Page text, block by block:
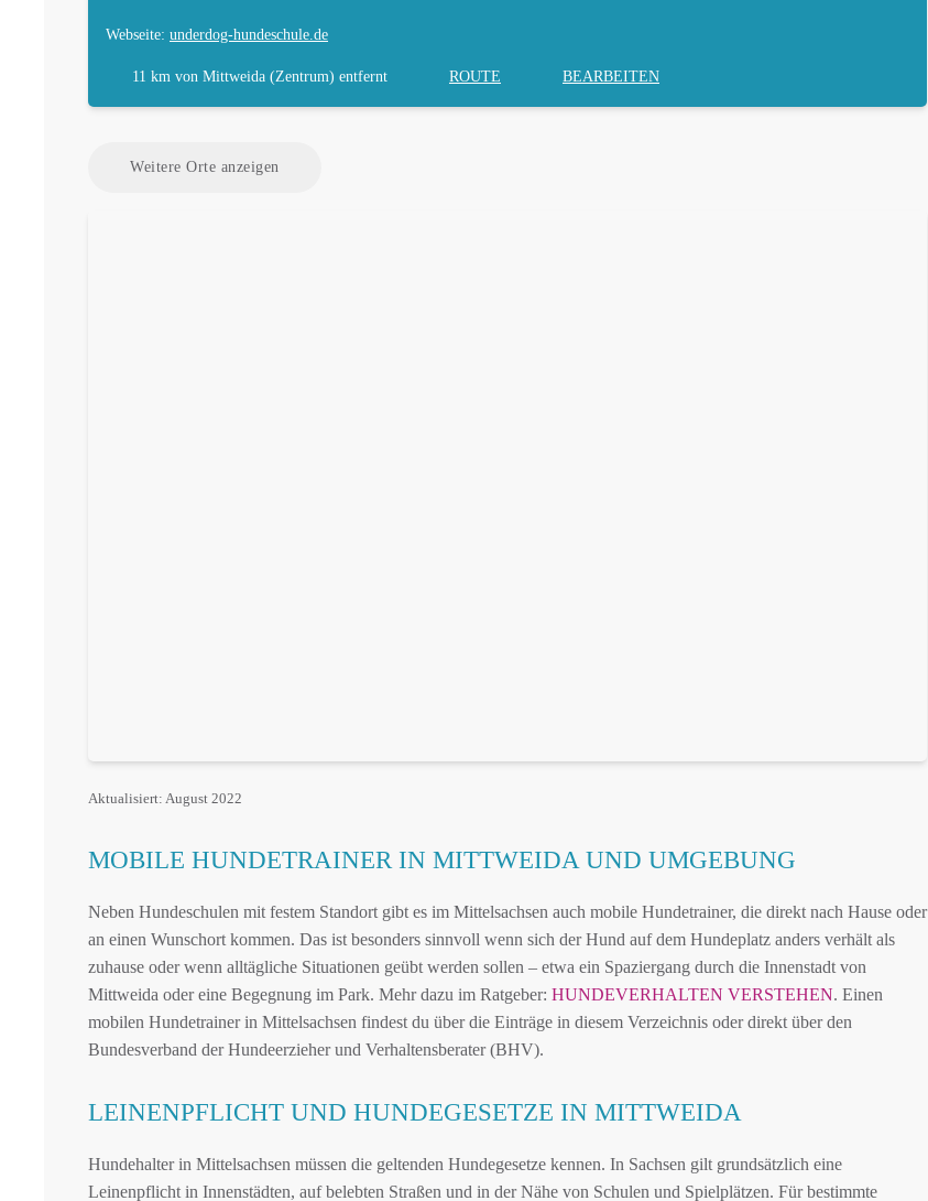
Webseite: underdog-hundeschule.de
11 km von Mittweida (Zentrum) entfernt ROUTE BEARBEITEN
Weitere Orte anzeigen
Aktualisiert: August 2022
MOBILE HUNDETRAINER IN MITTWEIDA UND UMGEBUNG
Neben Hundeschulen mit festem Standort gibt es im Mittelsachsen auch mobile Hundetrainer, die direkt nach Hause oder
an einen Wunschort kommen. Das ist besonders sinnvoll wenn sich der Hund auf dem Hundeplatz anders verhält als
zuhause oder wenn alltägliche Situationen geübt werden sollen – etwa ein Spaziergang durch die Innenstadt von
Mittweida oder eine Begegnung im Park. Mehr dazu im Ratgeber: HUNDEVERHALTEN VERSTEHEN. Einen
mobilen Hundetrainer in Mittelsachsen findest du über die Einträge in diesem Verzeichnis oder direkt über den
Bundesverband der Hundeerzieher und Verhaltensberater (BHV).
LEINENPFLICHT UND HUNDEGESETZE IN MITTWEIDA
Hundehalter in Mittelsachsen müssen die geltenden Hundegesetze kennen. In Sachsen gilt grundsätzlich eine
Leinenpflicht in Innenstädten, auf belebten Straßen und in der Nähe von Schulen und Spielplätzen. Für bestimmte